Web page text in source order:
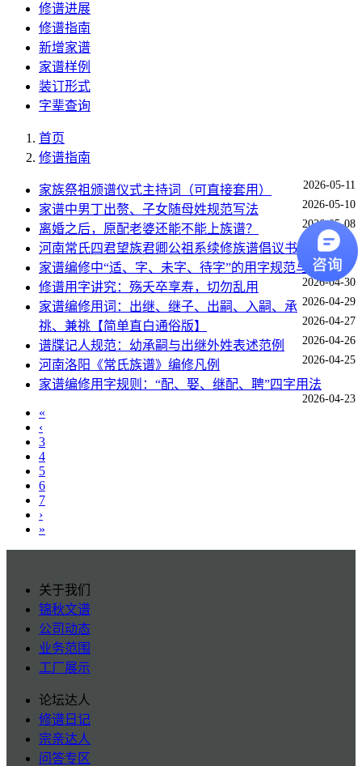
修谱进展
修谱指南
新增家谱
家谱样例
装订形式
字辈查询
首页
修谱指南
家族祭祖颁谱仪式主持词（可直接套用） 2026-05-11
家谱中男丁出赘、子女随母姓规范写法 2026-05-10
离婚之后，原配老婆还能不能上族谱？ 2026-05-08
河南常氏四君望族君卿公祖系续修族谱倡议书 2026-05-01
家谱编修中“适、字、未字、待字”的用字规范与内涵
2026-04-30
修谱用字讲究：殇夭卒享寿，切勿乱用
2026-04-29
家谱编修用词：出继、继子、出嗣、入嗣、承
祧、兼祧【简单直白通俗版】
2026-04-27
谱牒记人规范：幼承嗣与出继外姓表述范例 2026-04-26
河南洛阳《常氏族谱》编修凡例 2026-04-25
家谱编修用字规则：“配、娶、继配、聘”四字用法
2026-04-23
«
‹
3
4
5
6
7
›
»
关于我们
锦秋文谱
公司动态
业务范围
工厂展示
论坛达人
修谱日记
宗亲达人
问答专区